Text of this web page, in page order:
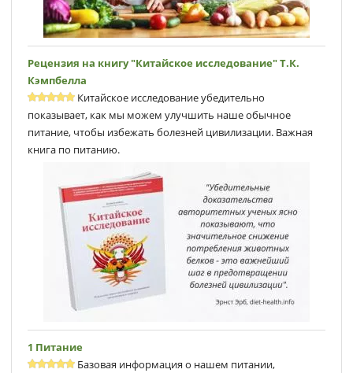
Рецензия на книгу "Китайское исследование" Т.К.
Кэмпбеллa
Китайское исследование убедительно
показывает, как мы можем улучшить наше обычное
питание, чтобы избежать болезней цивилизации. Важная
книга по питанию.
1 Питание
Базовая информация о нашем питании,